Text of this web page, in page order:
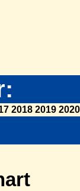
2018 2019 2020